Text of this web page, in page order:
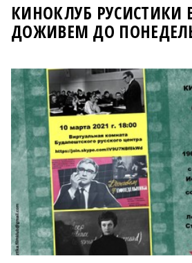
КИНОКЛУБ РУСИСТИКИ
ДОЖИВЕМ ДО